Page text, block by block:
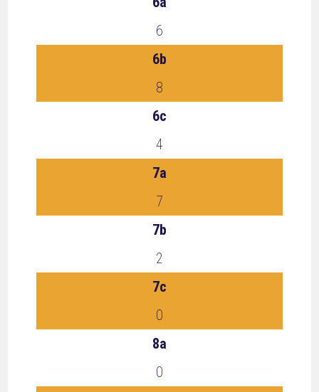
6
6b
8
6c
4
7a
7
7b
2
7c
0
8a
0